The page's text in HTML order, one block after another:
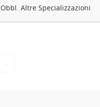
Obbl. Altre Specializzazioni